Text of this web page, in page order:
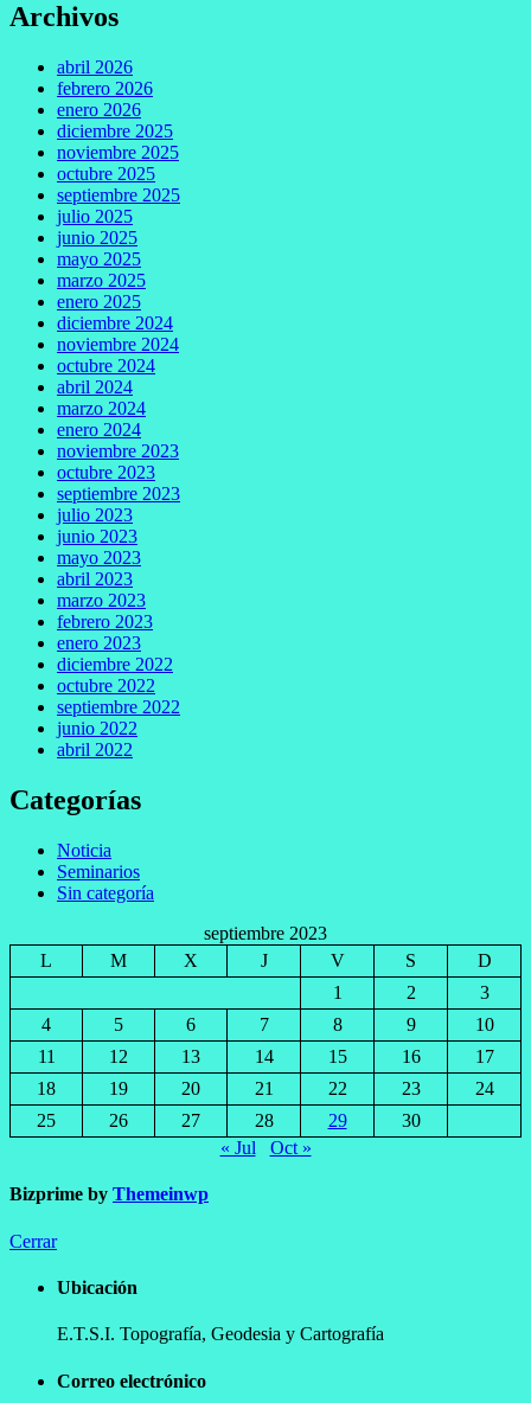
Archivos
abril 2026
febrero 2026
enero 2026
diciembre 2025
noviembre 2025
octubre 2025
septiembre 2025
julio 2025
junio 2025
mayo 2025
marzo 2025
enero 2025
diciembre 2024
noviembre 2024
octubre 2024
abril 2024
marzo 2024
enero 2024
noviembre 2023
octubre 2023
septiembre 2023
julio 2023
junio 2023
mayo 2023
abril 2023
marzo 2023
febrero 2023
enero 2023
diciembre 2022
octubre 2022
septiembre 2022
junio 2022
abril 2022
Categorías
Noticia
Seminarios
Sin categoría
septiembre 2023
L
M X J V S
D
1
2
3
4
5 6 7 8 9
10
11
12 13 14 15 16
17
18
19 20 21 22 23
24
25
26 27 28 29
30
« Jul
Oct »
Bizprime by Themeinwp
Cerrar
Ubicación
E.T.S.I. Topografía, Geodesia y Cartografía
Correo electrónico